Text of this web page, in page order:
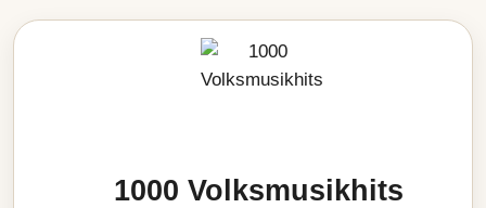
1000 Volksmusikhits